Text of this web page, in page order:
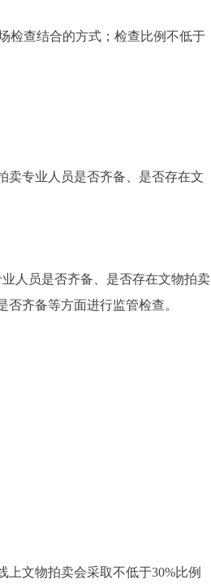
查结合的方式；检查比例不低于
专业人员是否齐备、是否存在文
人员是否齐备、是否存在文物拍卖
齐备等方面进行监管检查。
文物拍卖会采取不低于30%比例